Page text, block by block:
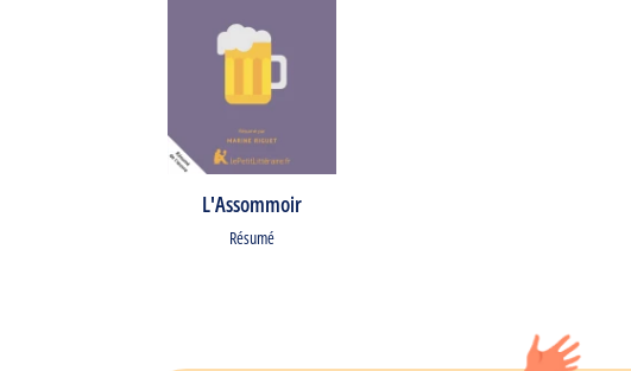
L'Assommoir
Résumé